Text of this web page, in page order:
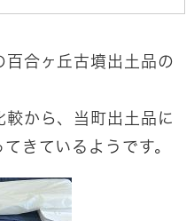
合ヶ丘古墳出土品の
から、当町出土品に
きているようです。